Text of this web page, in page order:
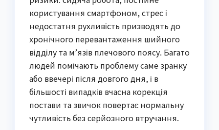
користування смартфоном, стрес і
недостатня рухливість призводять до
хронічного перевантаження шийного
відділу та м’язів плечового поясу. Багато
людей помічають проблему саме зранку
або ввечері після довгого дня, і в
більшості випадків вчасна корекція
постави та звичок повертає нормальну
чутливість без серйозного втручання.